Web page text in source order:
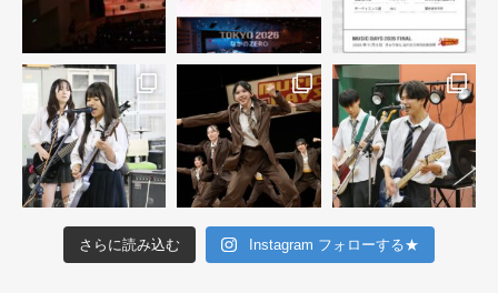
さらに読み込む Instagram フォローする★